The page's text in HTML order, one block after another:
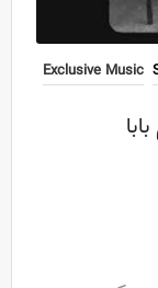
Exclusive Music